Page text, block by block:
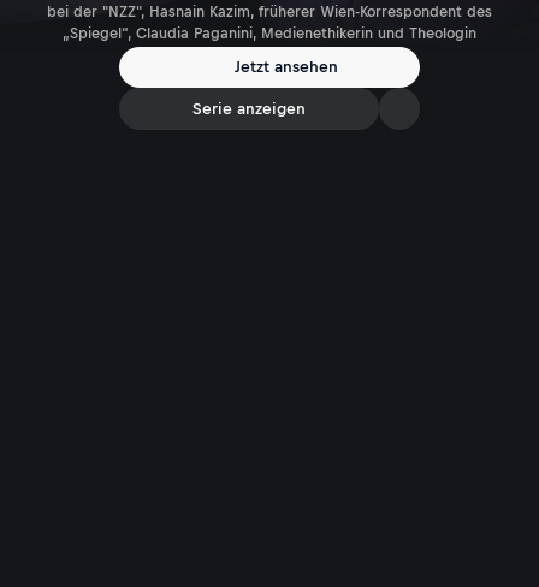
bei der "NZZ", Hasnain Kazim, früherer Wien-Korrespondent des
„Spiegel“, Claudia Paganini, Medienethikerin und Theologin
Jetzt ansehen
Serie anzeigen